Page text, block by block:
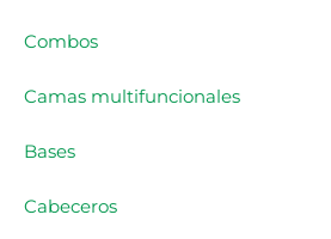
Combos
Camas multifuncionales
Bases
Cabeceros